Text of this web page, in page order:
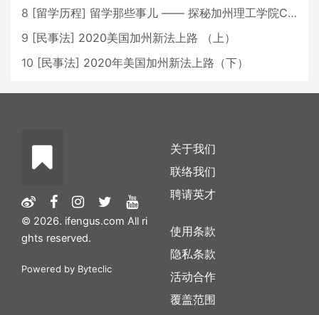
8 [留学历程] 留学那些事儿 —— 探秘加州理工学院Caltech博士生活 [上集]
9 [民事法] 2020美国加州新法上路 （上）
10 [民事法] 2020年美国加州新法上路（下）
© 2026. ifengus.com All ri
ghts reserved.
Powered by Byteclic
关于我们
联络我们
聘请英才
使用条款
隐私条款
活动合作
覆盖范围